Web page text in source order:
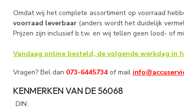
Omdat wij het complete assortiment op voorraad
voorraad leverbaar (anders wordt het duidelijk
Prijzen zijn inclusief b.t.w. en wij tellen geen lood- of
Vandaag online besteld, de volgende werkdag in
Vragen? Bel dan 073-6445734 of mail
KENMERKEN VAN DE 56068
DIN: